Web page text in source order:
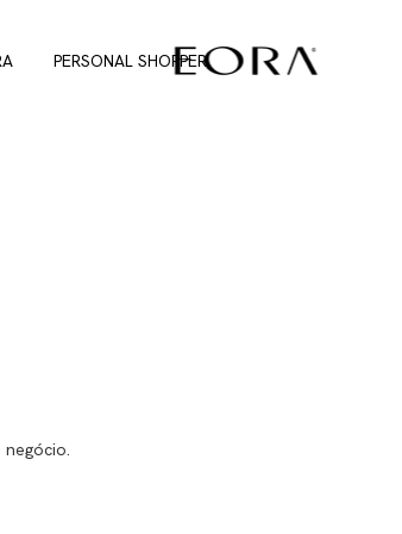
PERSONAL SHOPPER